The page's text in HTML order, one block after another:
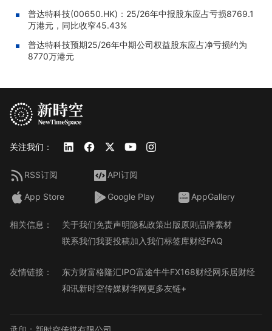
普达特科技(00650.HK)：25/26年中报股东应占亏损8769.1
万港元，同比收窄45.43%
普达特科技预期25/26年中期公司权益股东应占净亏损约为
8770万港元
关注我们：
RSS订阅 API订阅
App Store Google Play AppGallery
相关信息： 关于我们免责声明隐私政策出版原则品牌素材
联系我们我要投稿加入我们标签库财经FAQ
友情链接： 东方财富格隆汇IPO富途牛牛FX168财经网乐居财经
和讯新时空传媒财华网更多友链+